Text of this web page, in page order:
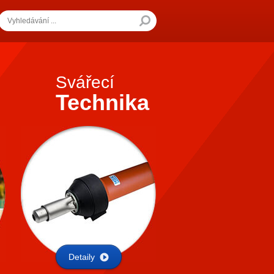
Svářecí
Technika
Detaily